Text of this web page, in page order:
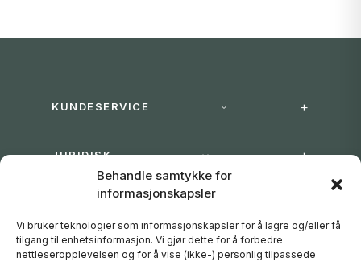
Behandle samtykke for
informasjonskapsler
Vi bruker teknologier som informasjonskapsler for å lagre og/eller få
tilgang til enhetsinformasjon. Vi gjør dette for å forbedre
nettleseropplevelsen og for å vise (ikke-) personlig tilpassede
KUNDESERVICE
JURIDISK
DAVINES GROUP
FØLG OSS